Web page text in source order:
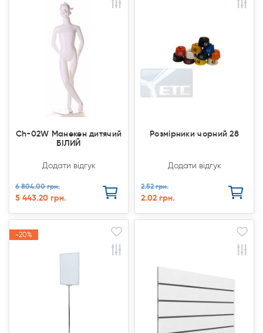
Ch-02W Манекен дитячий
БІЛИЙ
Додати відгук
6 804.00 грн.
5 443.20 грн.
Розмірники чорний 28
Додати відгук
2.52 грн.
2.02 грн.
-20%
-20%